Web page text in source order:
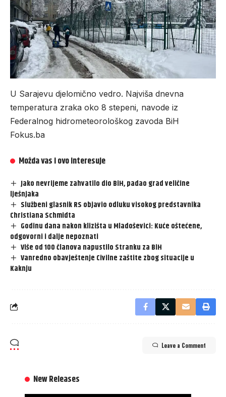
U Sarajevu djelomično vedro. Najviša dnevna
temperatura zraka oko 8 stepeni, navode iz
Federalnog hidrometeorološkog zavoda BiH
Fokus.ba
Možda vas i ovo interesuje
Jako nevrijeme zahvatilo dio BiH, padao grad veličine
lješnjaka
Službeni glasnik RS objavio odluku visokog predstavnika
Christiana Schmidta
Godinu dana nakon klizišta u Mladoševici: Kuće oštećene,
odgovorni i dalje nepoznati
Više od 100 članova napustilo Stranku za BiH
Vanredno obavještenje Civilne zaštite zbog situacije u
Kaknju
Leave a Comment
New Releases